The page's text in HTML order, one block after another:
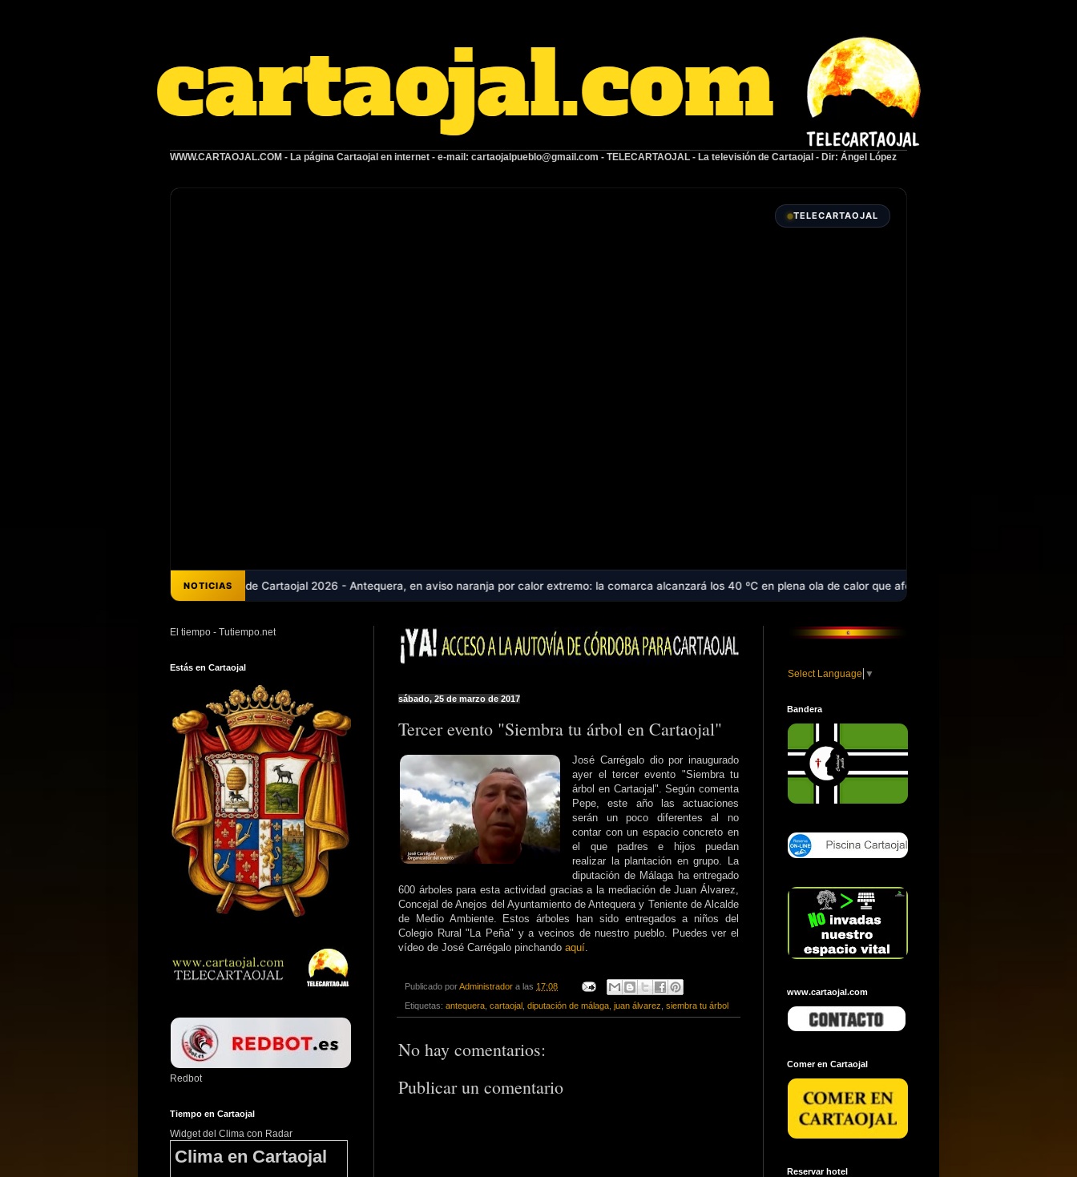
WWW.CARTAOJAL.COM - La página Cartaojal en internet - e-mail: cartaojalpueblo@gmail.com - TELECARTAOJAL - La televisión de Cartaojal - Dir: Ángel López
TELECARTAOJAL
NOTICIAS
que abrió la Feria de Cartaojal 2026 - Antequera, en aviso naranja por calor extremo: la comarca alcanzará los 40 ºC en plena ola de calor que afecta a casi toda España - Laura Aguilera logra la
sábado, 25 de marzo de 2017
Tercer evento "Siembra tu árbol en Cartaojal"
José Carrégalo dio por inaugurado
ayer el tercer evento "Siembra tu
árbol en Cartaojal". Según comenta
Pepe, este año las actuaciones
serán un poco diferentes al no
contar con un espacio concreto en
el que padres e hijos puedan
realizar la plantación en grupo. La
diputación de Málaga ha entregado
600 árboles para esta actividad gracias a la mediación de Juan Álvarez,
Concejal de Anejos del Ayuntamiento de Antequera y Teniente de Alcalde
de Medio Ambiente. Estos árboles han sido entregados a niños del
Colegio Rural "La Peña" y a vecinos de nuestro pueblo. Puedes ver el
vídeo de José Carrégalo pinchando aquí
Publicado porAdministrador a las 17:08
Etiquetas: antequera cartaojal diputación de málaga juan álvarez siembra tu árbol
No hay comentarios:
Publicar un comentario
El tiempo - Tutiempo.net
Estás en Cartaojal
Redbot
Tiempo en Cartaojal
Widget del Clima con Radar
Clima en Cartaojal
Select Language ▼
Bandera
www.cartaojal.com
Comer en Cartaojal
Reservar hotel